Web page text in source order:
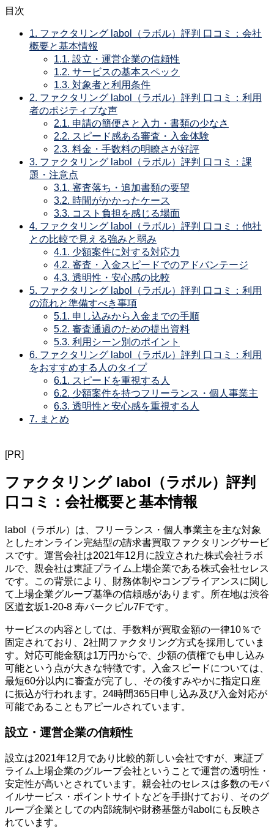
目次
1. ファクタリング labol（ラボル）評判 口コミ：会社
概要と基本情報
1.1. 設立・運営企業の信頼性
1.2. サービスの基本スペック
1.3. 対象者と利用条件
2. ファクタリング labol（ラボル）評判 口コミ：利用
者のポジティブな声
2.1. 申請の簡便さと入力・書類の少なさ
2.2. スピード感ある審査・入金体験
2.3. 料金・手数料の明瞭さが好評
3. ファクタリング labol（ラボル）評判 口コミ：課
題・注意点
3.1. 審査落ち・追加書類の要望
3.2. 時間がかかったケース
3.3. コスト負担を感じる場面
4. ファクタリング labol（ラボル）評判 口コミ：他社
との比較で見える強みと弱み
4.1. 少額案件に対する対応力
4.2. 審査・入金スピードでのアドバンテージ
4.3. 透明性・安心感の比較
5. ファクタリング labol（ラボル）評判 口コミ：利用
の流れと準備すべき事項
5.1. 申し込みから入金までの手順
5.2. 審査通過のための提出資料
5.3. 利用シーン別のポイント
6. ファクタリング labol（ラボル）評判 口コミ：利用
をおすすめする人のタイプ
6.1. スピードを重視する人
6.2. 少額案件を持つフリーランス・個人事業主
6.3. 透明性と安心感を重視する人
7. まとめ
[PR]
ファクタリング labol（ラボル）評判
口コミ：会社概要と基本情報
labol（ラボル）は、フリーランス・個人事業主を主な対象
としたオンライン完結型の請求書買取ファクタリングサービ
スです。運営会社は2021年12月に設立された株式会社ラボ
ルで、親会社は東証プライム上場企業である株式会社セレス
です。この背景により、財務体制やコンプライアンスに関し
て上場企業グループ基準の信頼感があります。所在地は渋谷
区道玄坂1-20-8 寿パークビル7Fです。
サービスの内容としては、手数料が買取金額の一律10％で
固定されており、2社間ファクタリング方式を採用していま
す。対応可能金額は1万円からで、少額の債権でも申し込み
可能という点が大きな特徴です。入金スピードについては、
最短60分以内に審査が完了し、その後すみやかに指定口座
に振込が行われます。24時間365日申し込み及び入金対応が
可能であることもアピールされています。
設立・運営企業の信頼性
設立は2021年12月であり比較的新しい会社ですが、東証プ
ライム上場企業のグループ会社ということで運営の透明性・
安定性が高いとされています。親会社のセレスは多数のモバ
イルサービス・ポイントサイトなどを手掛けており、そのグ
ループ企業としての内部統制や財務基盤がlabolにも反映さ
れています。